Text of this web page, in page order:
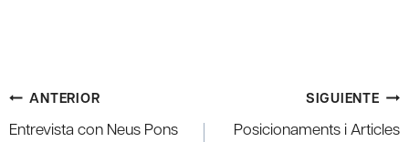
Navegación
de
ANTERIOR
Entrevista con Neus Pons
SIGUIENTE
Posicionaments i Articles